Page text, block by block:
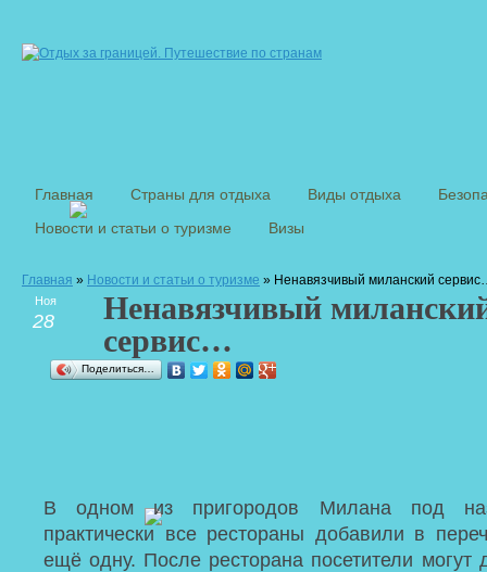
Главная Страны для отдыха Виды отдыха
Новости и статьи о туризме
Визы
Главная » Новости и статьи о туризме » Ненавязчивый миланский
Ноя
28 Ненавязчивый
сервис…
Поделиться…
В одном из пригородов Милана под
практически все рестораны добавили в
ещё одну. После ресторана посетители могут